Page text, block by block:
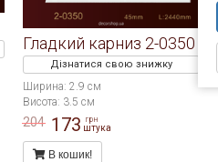
Гладкий карниз 2-0350
Дізнатися свою знижку
Ширина: 2.9 см
Висота: 3.5 см
204 173 грн
штука
В кошик!